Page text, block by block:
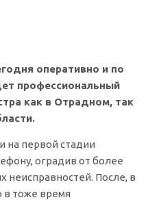
оперативно и по
профессиональный
как в Отрадном, так
на первой стадии
оградив от более
неисправностей. После, в
в тоже время